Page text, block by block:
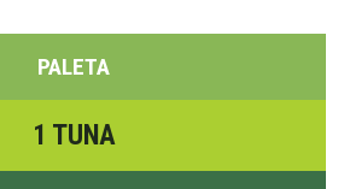
PALETA
1 TUNA